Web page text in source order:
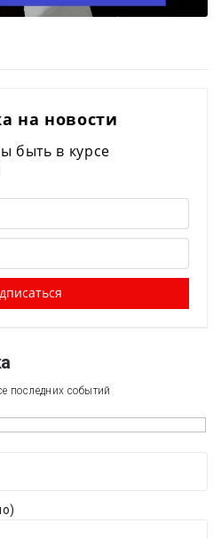
на новости
быть в курсе
последних событий